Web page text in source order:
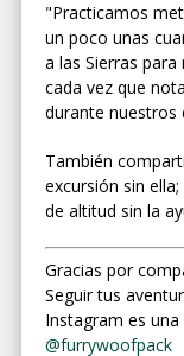
"Practicamos
un poco unas
a las Sierras
cada vez que
durante nuestros
También
excursión sin
de altitud sin la
Gracias por
Seguir tus
Instagram es
@furrywoofpack